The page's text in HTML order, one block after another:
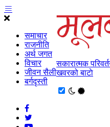
समाचार
राजनीति
अर्थ जगत
विचार
जीवन सैली
बर्गदृस्ती
सकारात्मक
खवरको बाटाे